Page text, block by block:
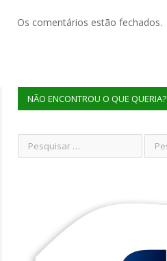
Os comentários estão fechados.
NÃO ENCONTROU O QUE QUERIA?